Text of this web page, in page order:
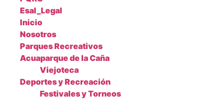
Esal_Legal
Inicio
Nosotros
Parques Recreativos
Acuaparque de la Caña
Viejoteca
Deportes y Recreación
Festivales y Torneos